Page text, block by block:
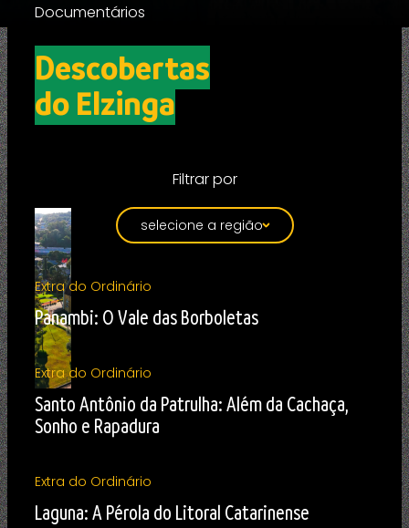
Documentários
Descobertas
do Elzinga
Filtrar por
selecione a região
Extra do Ordinário
Panambi: O Vale das Borboletas
Extra do Ordinário
Santo Antônio da Patrulha: Além da Cachaça,
Sonho e Rapadura
Extra do Ordinário
Laguna: A Pérola do Litoral Catarinense